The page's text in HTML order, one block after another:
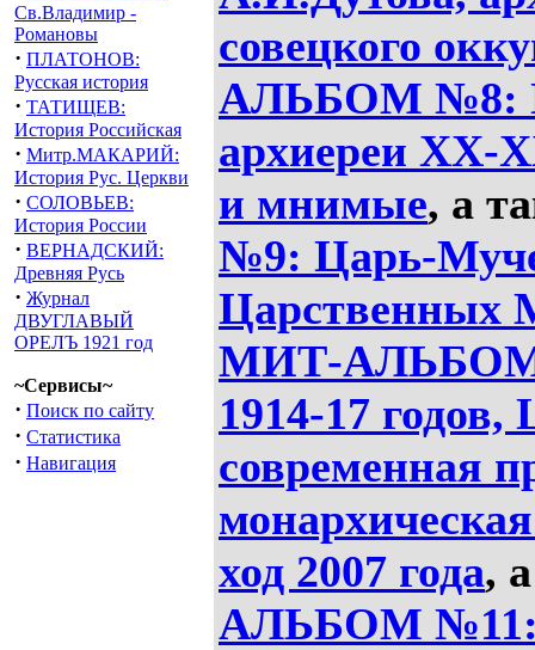
Св.Владимир -
Романовы
· ПЛАТОНОВ:
Русская история
· ТАТИЩЕВ:
История Российская
· Митр.МАКАРИЙ:
История Рус. Церкви
· СОЛОВЬЕВ:
История России
· ВЕРНАДСКИЙ:
Древняя Русь
· Журнал
ДВУГЛАВЫЙ
ОРЕЛЪ 1921 год
~Сервисы~
· Поиск по сайту
· Статистика
· Навигация
совецкого
АЛЬБОМ №8:
архиереи XX-
и мнимые, а
№9: Царь-
Царственных
МИТ-АЛЬБОМ
1914-17
современная
ход 2007 года,
АЛЬБОМ №11: